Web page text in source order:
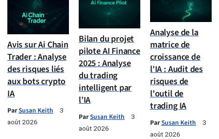
Avis sur Ai Chain
Trader : Analyse
des risques liés
aux bots crypto
IA
ParSusan Keith
3
août 2026
Bilan du projet
pilote AI Finance
2025 : Analyse
du trading
intelligent par
l’IA
ParSusan Keith
3
août 2026
Analyse de la
matrice de
croissance de
l'IA : Audit des
risques de
l'outil de
trading IA
ParSusan Keith
3
août 2026